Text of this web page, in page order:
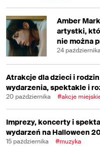
Amber
artystki,
nie można
24 października
Atrakcje dla dzieci i rodzin
wydarzenia, spektakle i
20 października #akcje
Imprezy, koncerty i
wydarzeń na Halloween
15 października #muzyka